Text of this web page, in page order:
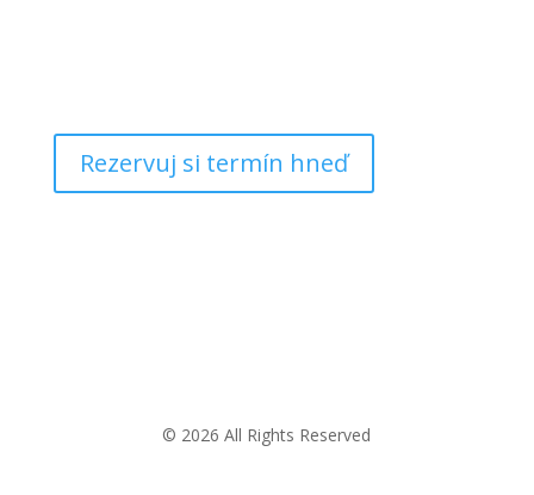
Rezervuj si termín hneď
© 2026 All Rights Reserved